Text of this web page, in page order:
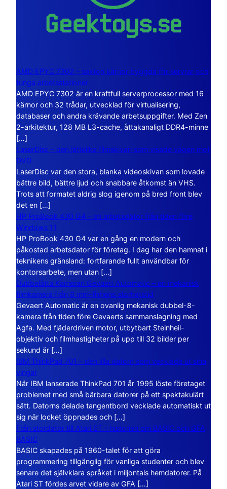
AMD EPYC 7302 – sexton kärnor byggda för servrar och
tunga arbetsstationer
AMD EPYC 7302 är en kraftfull serverprocessor med 16
kärnor och 32 trådar, utvecklad för virtualisering,
databaser och andra krävande arbetsuppgifter. Med Zen
2-arkitektur, 128 MB L3-cache, åttakanaligt DDR4-minne
[…]
LaserDisc – den jättelika filmskivan som visade vägen mot
DVD
LaserDisc var den stora, blanka videoskivan som lovade
bättre bild, bättre ljud och snabbare åtkomst än VHS.
Trots att formatet aldrig slog igenom på bred front blev
det en […]
HP ProBook 430 G4 – en arbetsdator från tiden före
Windows 11
HP ProBook 430 G4 var en gång en modern och
påkostad arbetsdator för företag. I dag har den hamnat i
teknikens gränsland: fortfarande fullt användbar för
kontorsarbete, men utan […]
Dubbelåtta Kameran Gevaert Automatic – en mekanisk
filmkamera från 8 mm-filmens storhetstid
Gevaert Automatic är en ovanlig mekanisk dubbel-8-
kamera från tiden före Gevaerts sammanslagning med
Agfa. Med fjäderdriven motor, utbytbart Steinheil-
objektiv och filmhastigheter på upp till 32 bilder per
sekund är […]
IBM ThinkPad 701 – den lilla datorn som vecklade ut sina
vingar
När IBM lanserade ThinkPad 701 år 1995 löste företaget
problemet med små bärbara datorer på ett spektakulärt
sätt. Datorns delade tangentbord vecklade automatiskt ut
sig när locket öppnades och […]
Från stordator till Atari ST – historien om BASIC och GFA
BASIC
BASIC skapades på 1960-talet för att göra
programmering tillgänglig för vanliga studenter och blev
senare det självklara språket i miljontals hemdatorer. På
Atari ST fördes arvet vidare av GFA […]